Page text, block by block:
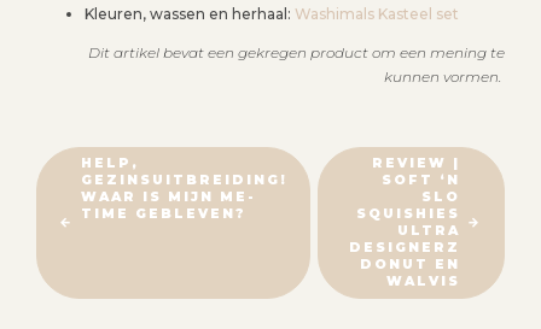
Kleuren, wassen en herhaal: Washimals Kasteel set
Dit artikel bevat een gekregen product om een mening te
kunnen vormen.
B
E
C
HELP,
GEZINSUITBREIDING!
WAAR IS MIJN ME-
TIME GEBLEVEN?
REVIEW |
SOFT ‘N
SLO
SQUISHIES
ULTRA
DESIGNERZ
DONUT EN
WALVIS